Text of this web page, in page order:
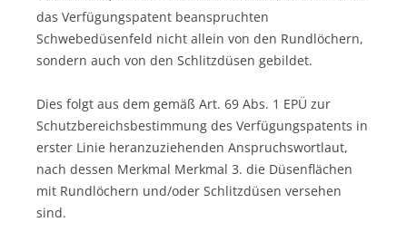
das Verfügungspatent beanspruchten
Schwebedüsenfeld nicht allein von den Rundlöchern,
sondern auch von den Schlitzdüsen gebildet.
Dies folgt aus dem gemäß Art. 69 Abs. 1 EPÜ zur
Schutzbereichsbestimmung des Verfügungspatents in
erster Linie heranzuziehenden Anspruchswortlaut,
nach dessen Merkmal Merkmal 3. die Düsenflächen
mit Rundlöchern und/oder Schlitzdüsen versehen
sind.